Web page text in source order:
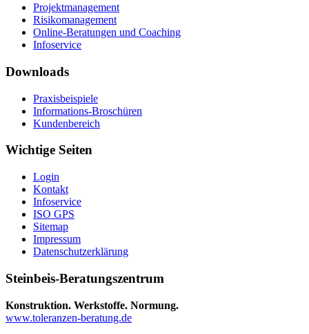
Projektmanagement
Risikomanagement
Online-Beratungen und Coaching
Infoservice
Downloads
Praxisbeispiele
Informations-Broschüren
Kundenbereich
Wichtige Seiten
Login
Kontakt
Infoservice
ISO GPS
Sitemap
Impressum
Datenschutzerklärung
Steinbeis-Beratungszentrum
Konstruktion. Werkstoffe. Normung.
www.toleranzen-beratung.de